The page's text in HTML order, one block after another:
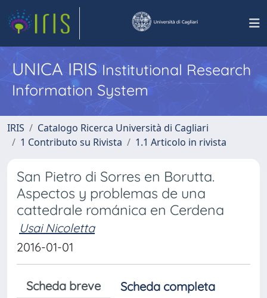
UNICA IRISInstitutional Research
Information System
IRIS
Catalogo Ricerca Università di Cagliari
1 Contributo su Rivista
1.1 Articolo in rivista
San Pietro di Sorres en Borutta.
Aspectos y problemas de una
cattedrale románica en Cerdena
Usai Nicoletta
2016-01-01
Scheda breve
Scheda completa